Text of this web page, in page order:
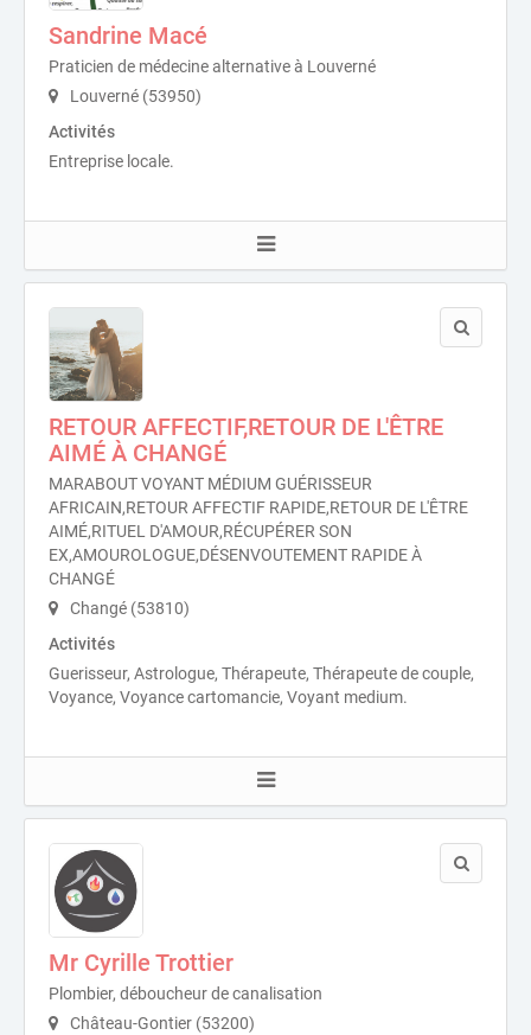
Sandrine Macé
Praticien de médecine alternative à Louverné
Louverné (53950)
Activités
Entreprise locale.
RETOUR AFFECTIF,RETOUR DE L'ÊTRE
AIMÉ À CHANGÉ
MARABOUT VOYANT MÉDIUM GUÉRISSEUR
AFRICAIN,RETOUR AFFECTIF RAPIDE,RETOUR DE L'ÊTRE
AIMÉ,RITUEL D'AMOUR,RÉCUPÉRER SON
EX,AMOUROLOGUE,DÉSENVOUTEMENT RAPIDE À
CHANGÉ
Changé (53810)
Activités
Guerisseur, Astrologue, Thérapeute, Thérapeute de couple,
Voyance, Voyance cartomancie, Voyant medium.
Mr Cyrille Trottier
Plombier, déboucheur de canalisation
Château-Gontier (53200)